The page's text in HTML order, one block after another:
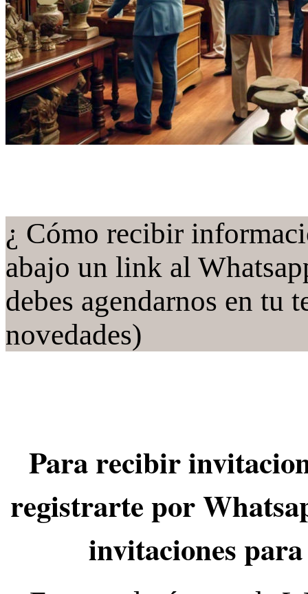
¿ Cómo recibir
abajo un link al
debes agendarnos en tu
novedades)
Para recibir
registrarte por
invitaciones